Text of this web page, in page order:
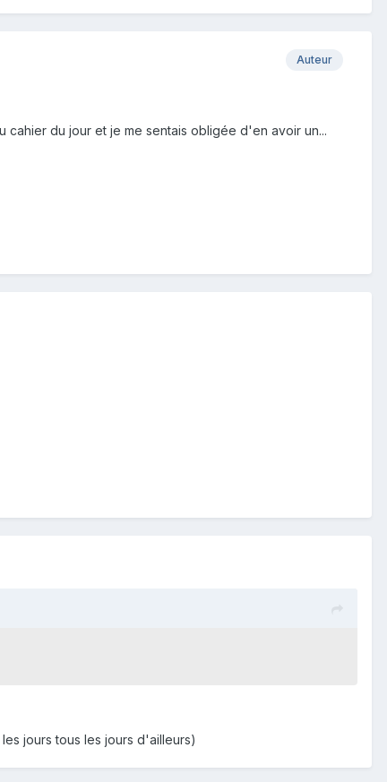
Auteur
du jour et je me sentais obligée d'en avoir un...
jours tous les jours d'ailleurs)